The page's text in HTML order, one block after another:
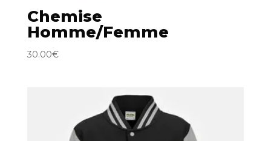
Chemise
Homme/Femme
30.00€